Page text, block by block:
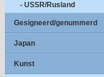
- USSR/Rusland
Gesigneerd/genummerd
Japan
Kunst